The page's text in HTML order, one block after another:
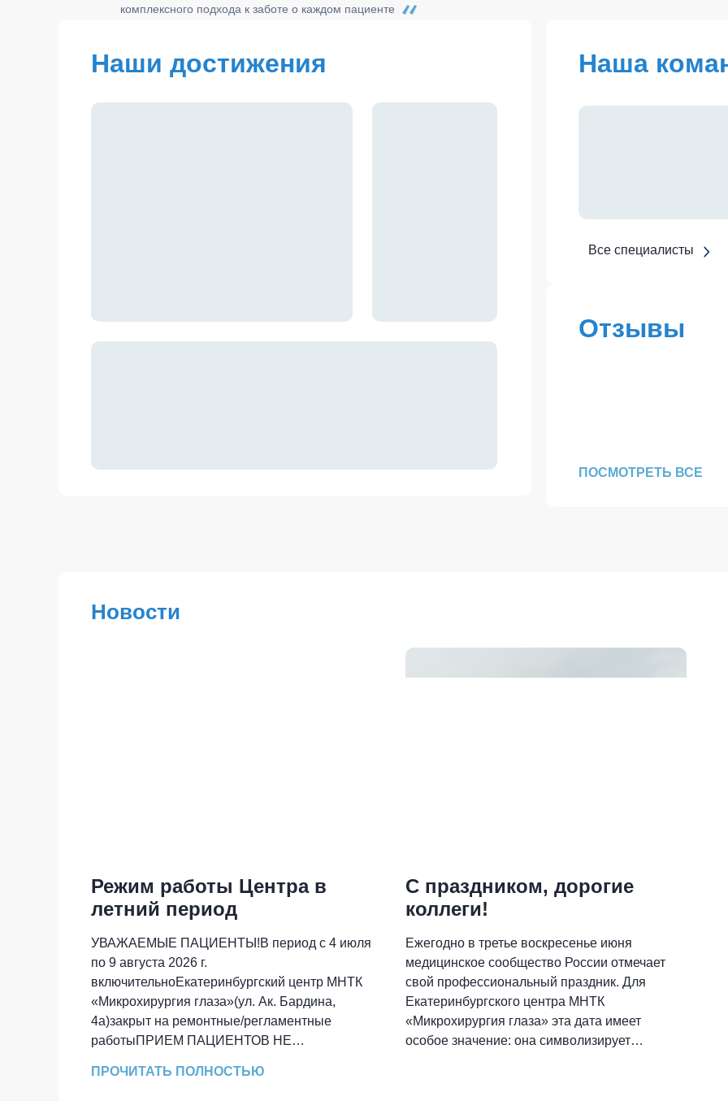
комплексного подхода к заботе о каждом пациенте
Наши достижения Наша
Все специалисты
Отзывы
ПОСМОТРЕТЬ ВСЕ
Новости
Режим работы Центра в
летний период
УВАЖАЕМЫЕ ПАЦИЕНТЫ!В период с 4 июля
по 9 августа 2026 г.
включительноЕкатеринбургский центр МНТК
«Микрохирургия глаза»(ул. Ак. Бардина,
4а)закрыт на ремонтные/регламентные
работыПРИЕМ ПАЦИЕНТОВ НЕ
обращаться в call-центр клиникипо тел.: 8-
ПРОЧИТАТЬ ПОЛНОСТЬЮ
С праздником, дорогие
коллеги!
Ежегодно в третье воскресенье июня
медицинское сообщество России отмечает
свой профессиональный праздник. Для
Екатеринбургского центра МНТК
«Микрохирургия глаза» эта дата имеет
особое значение: она символизирует